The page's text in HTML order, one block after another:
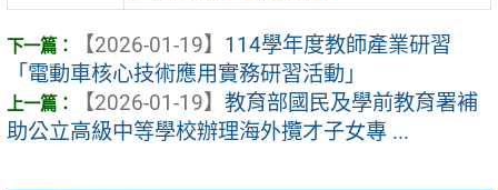
【2026-01-19】 114學年度教師產業研習
「電動車核心技術應用實務研習活動」
【2026-01-19】 教育部國民及學前教育署補
助公立高級中等學校辦理海外攬才子女專 ...